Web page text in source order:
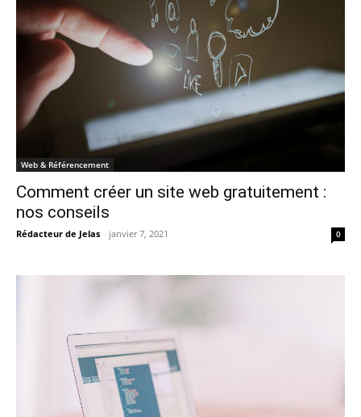
Web & Référencement
Comment créer un site web gratuitement :
nos conseils
Rédacteur de Jelas - janvier 7, 2021 0